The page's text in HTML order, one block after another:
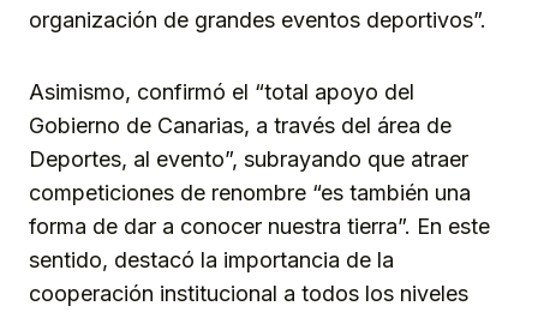
organización de grandes eventos deportivos”.
Asimismo, confirmó el “total apoyo del
Gobierno de Canarias, a través del área de
Deportes, al evento”, subrayando que atraer
competiciones de renombre “es también una
forma de dar a conocer nuestra tierra”. En este
sentido, destacó la importancia de la
cooperación institucional a todos los niveles